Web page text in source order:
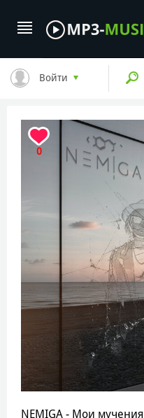
Войти
0
NEMIGA - Мои мучения